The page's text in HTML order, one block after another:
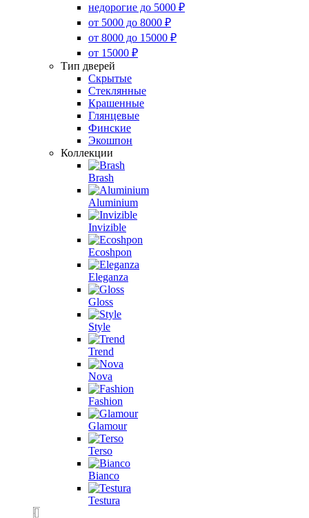
недорогие до 5000 ₽
от 5000 до 8000 ₽
от 8000 до 15000 ₽
от 15000 ₽
Тип дверей
Скрытые
Стеклянные
Крашенные
Глянцевые
Финские
Экошпон
Коллекции
Brash
Aluminium
Invizible
Ecoshpon
Eleganza
Gloss
Style
Trend
Nova
Fashion
Glamour
Terso
Bianco
Testura